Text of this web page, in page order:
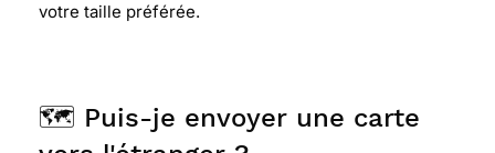
⭐⭐⭐⭐⭐ Le 22/01/2018 : Plutôt originale et c'est ce
votre taille préférée.
🗺️ Puis-je envoyer une carte